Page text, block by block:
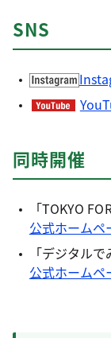
SNS
同時開催
「TOKYO
公式ホームペ
「デジタル
公式ホームペ